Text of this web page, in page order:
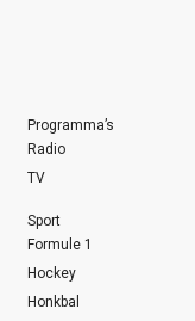
Programma’s
Radio
TV
Sport
Formule 1
Hockey
Honkbal